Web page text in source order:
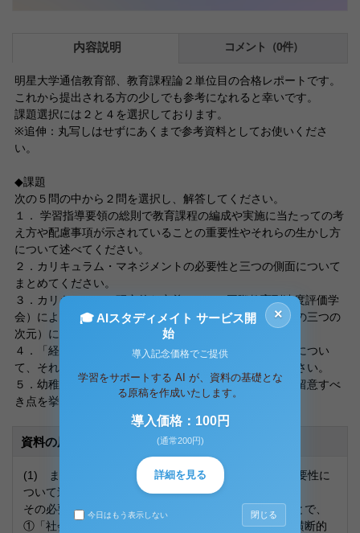
内容説明 コメント（0件）
明星大学通信教育部、教育課程論２単位目の合格レポートです。
これから提出される方の少しでも参考になれると幸いです。
課題選択には２と４を選択しております。
※追伸：丸写しはせずにあくまで参考資料としてお使いくださ
い。
◆課題
次の５問の中から２問を選択し、解答してください。
１． 学習指導要領の総則で教育課程の編成や実施に当たっての考
え方や配慮事項が示されていることの重要性やそれらの生かし方
について述べてください。
２．カリキュラム・マネジメントの必要性と三つの側面について
まとめてください。
３．カリキュラムの研究的な定義と IEA（国際教育到達度評価学
会）によるカリキュラムの概念的モデル（カリキュラムの三つの
次元）について説明してください。
４．「経験主義」の教育課程と「系統主義」の教育課程につい
て、それぞれどのような考え方をいうのかまとめてください。
５．幼稚園教育の指導計画の立案に当たって、基本的に留意すべ
き点を挙げて説明してください。
資料の原本内容
(1) まずはじめに、カリキュラム・マネジメントの必要性に
ついて述べていく。
その必要性は、カリキュラム・マネジメントを行うことで、
①「社会に開かれた教育課程」を実現し、②「教科等横断的
×
🎓 AIスタディメイト サービス開
始
導入記念価格でご提供
学習をサポートする AI が、資料の基礎とな
る原稿を作成いたします。
導入価格：100円
(通常200円)
詳細を見る
今日はもう表示しない 閉じる